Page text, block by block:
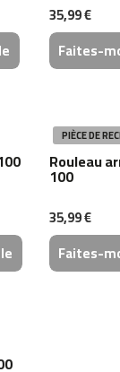
35,99 €
Faites-
PIÈCE DE
Rouleau
100
35,99 €
Faites-